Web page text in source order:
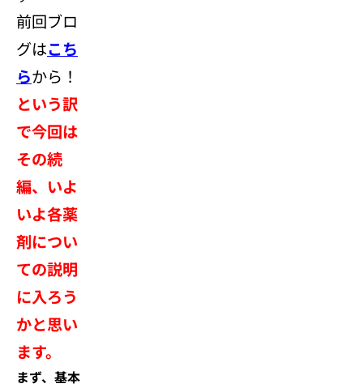
前回ブロ
グはこち
らから！
という訳
で今回は
その続
編、いよ
いよ各薬
剤につい
ての説明
に入ろう
かと思い
ます。
まず、基本